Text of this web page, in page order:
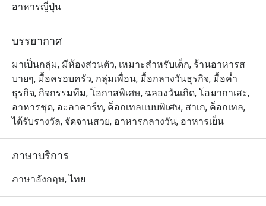
Thank you to the team for your great
service and delicious food. We will
definitely visit again.
บรรยากาศที่หรูหรา พื้นที่นี้โดดเด่นด้วยโทนสีเดียว เน้นด้วย
อาหารญี่ปุ่น
บรรยากาศ
มาเป็นกลุ่ม, มีห้องส่วนตัว, เหมาะสำหรับเด็ก, ร้านอาหารส
บายๆ, มื้อครอบครัว, กลุ่มเพื่อน, มื้อกลางวันธุรกิจ, มื้อค่ำ
ธุรกิจ, กิจกรรมทีม, โอกาสพิเศษ, ฉลองวันเกิด, โอมากาเสะ,
อาหารชุด, อะลาคาร์ท, ค็อกเทลแบบพิเศษ, สาเก, ค็อกเทล,
ได้รับรางวัล, จัดจานสวย, อาหารกลางวัน, อาหารเย็น
ภาษาบริการ
ภาษาอังกฤษ, ไทย